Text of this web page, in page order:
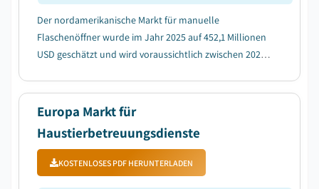
Der nordamerikanische Markt für manuelle
Flaschenöffner wurde im Jahr 2025 auf 452,1 Millionen
USD geschätzt und wird voraussichtlich zwischen 2026
zunehmende Kochen zu Hause die Nachfrage nach
manuellen ...
Europa Markt für
Haustierbetreuungsdienste
KOSTENLOSES PDF HERUNTERLADEN